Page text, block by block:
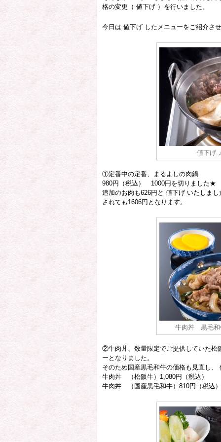
格の変更（ 値下げ ）を行いました。
今日は 値下げ したメニューをご紹介さ
値下げ
①定番中の定番、まるよしの肉鍋
980円（税込） 1000円を切りました★
追加のお肉も626円と 値下げ いたしま
されても1606円となります。
牛肉丼 黒毛和
②牛肉丼、数量限定でご提供していた松
ーとなりました。
そのため国産黒毛和牛の価格も見直し
牛肉丼 （松阪牛）1,080円（税込）
牛肉丼 （国産黒毛和牛）810円（税込）